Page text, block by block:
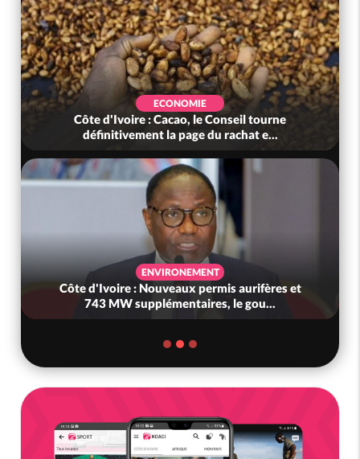
ECONOMIE
Côte d'Ivoire : Cacao, le Conseil tourne
définitivement la page du rachat e...
ENVIRONEMENT
Côte d'Ivoire : Nouveaux permis aurifères et
743 MW supplémentaires, le gou...